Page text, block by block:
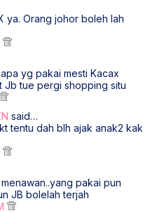
ya. Orang johor boleh lah
yg pakai mesti Kacax
Jb tue pergi shopping situ
said…
tentu dah blh ajak anak2 kak
pakai pun
JB bolelah terjah